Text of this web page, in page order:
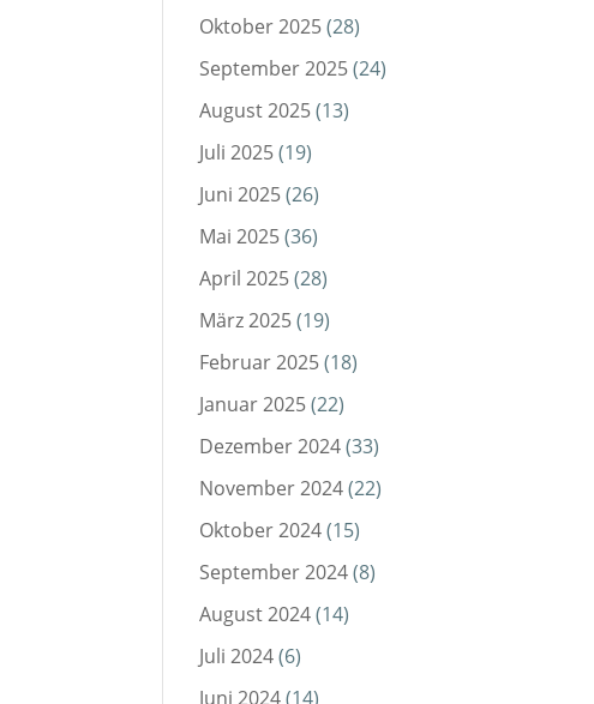
Oktober 2025(28)
September 2025(24)
August 2025(13)
Juli 2025(19)
Juni 2025(26)
Mai 2025(36)
April 2025(28)
März 2025(19)
Februar 2025(18)
Januar 2025(22)
Dezember 2024(33)
November 2024(22)
Oktober 2024(15)
September 2024(8)
August 2024(14)
Juli 2024(6)
Juni 2024(14)